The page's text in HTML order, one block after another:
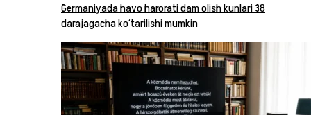
Germaniyada havo harorati dam olish kunlari 38
darajagacha ko‘tarilishi mumkin